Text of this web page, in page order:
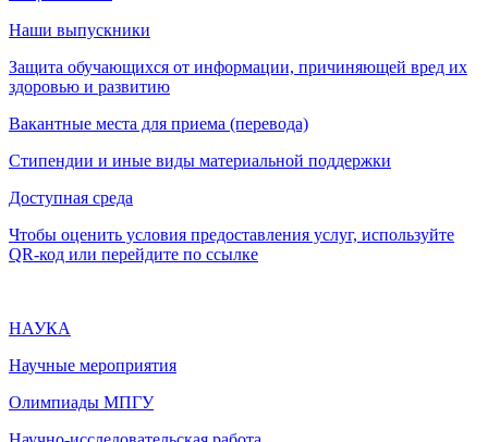
Наши выпускники
Защита обучающихся от информации, причиняющей вред их
здоровью и развитию
Вакантные места для приема (перевода)
Стипендии и иные виды материальной поддержки
Доступная среда
Чтобы оценить условия предоставления услуг, используйте
QR-код или перейдите по ссылке
НАУКА
Научные мероприятия
Олимпиады МПГУ